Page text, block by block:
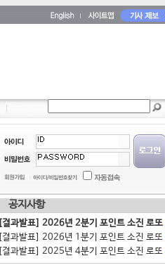
공지사항
[결과발표] 2026년 2분기 포인트 소진 로또
[결과발표] 2026년 1분기 포인트 소진 로또
[결과발표] 2025년 4분기 포인트 소진 로또